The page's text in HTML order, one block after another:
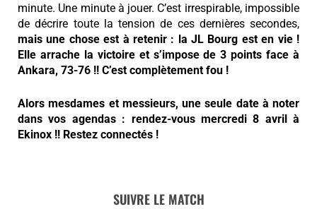
minute. Une minute à jouer. C’est irrespirable, impossible
de décrire toute la tension de ces dernières secondes,
mais une chose est à retenir : la JL Bourg est en vie !
Elle arrache la victoire et s’impose de 3 points face à
Ankara, 73-76 !! C’est complètement fou !
Alors mesdames et messieurs, une seule date à noter
dans vos agendas : rendez-vous mercredi 8 avril à
Ekinox !! Restez connectés !
SUIVRE LE MATCH